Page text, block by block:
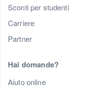
Sconti per studenti
Carriere
Partner
Hai domande?
Aiuto online